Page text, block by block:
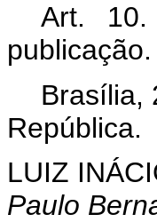
Art.
publicação.
Brasília,
República.
LUIZ
Paulo